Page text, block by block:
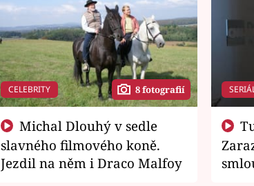
CELEBRITY 8 fotografií
slavného filmového koně.
Jezdil na něm i Draco Malfoy